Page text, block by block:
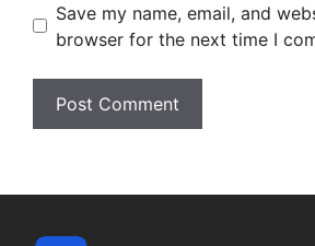
Save my name, email, and
browser for the next time I